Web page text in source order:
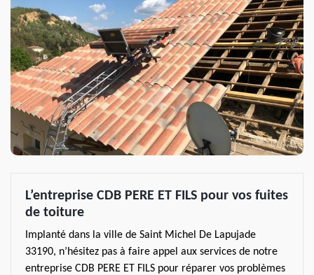
L’entreprise CDB PERE ET FILS pour vos fuites
de toiture
Implanté dans la ville de Saint Michel De Lapujade
33190, n’hésitez pas à faire appel aux services de notre
entreprise CDB PERE ET FILS pour réparer vos problèmes